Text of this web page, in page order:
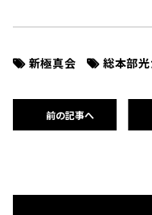
新極真会 総本部
前の記事へ